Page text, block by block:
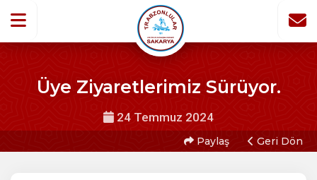
Üye Ziyaretlerimiz Sürüyor.
24 Temmuz 2024
Paylaş Geri Dön